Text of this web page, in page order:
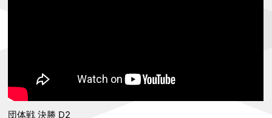
団体戦 決勝 D2